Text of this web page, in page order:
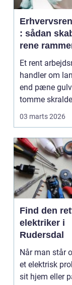
: sådan
rene
kan mærkes
bundlinjen
Et rent
handler om
end pæne
tomme
Reng&...
03 marts 2026
Find den
elektriker i
Rudersdal
Når man står
et elektrisk
sit hjem eller